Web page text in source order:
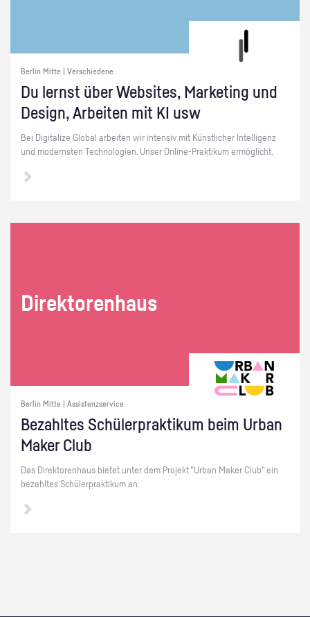
Berlin Mitte | Verschiedene
Du lernst über Web­sites, Mar­ke­ting und
De­sign, Ar­bei­ten mit KI usw
Bei Di­gi­ta­li­ze Glo­bal ar­bei­ten wir in­ten­siv mit Künst­li­cher In­tel­li­genz
und mo­derns­ten Tech­no­lo­gi­en. Unser On­line-Prak­ti­kum er­mög­licht.
Di­rek­to­ren­haus
Berlin Mitte | Assistenzservice
Be­zahl­tes Schü­ler­prak­ti­kum beim Urban
Maker Club
Das Di­rek­to­ren­haus bie­tet unter dem Pro­jekt "Urban Maker Club" ein
be­zahl­tes Schü­ler­prak­ti­kum an.